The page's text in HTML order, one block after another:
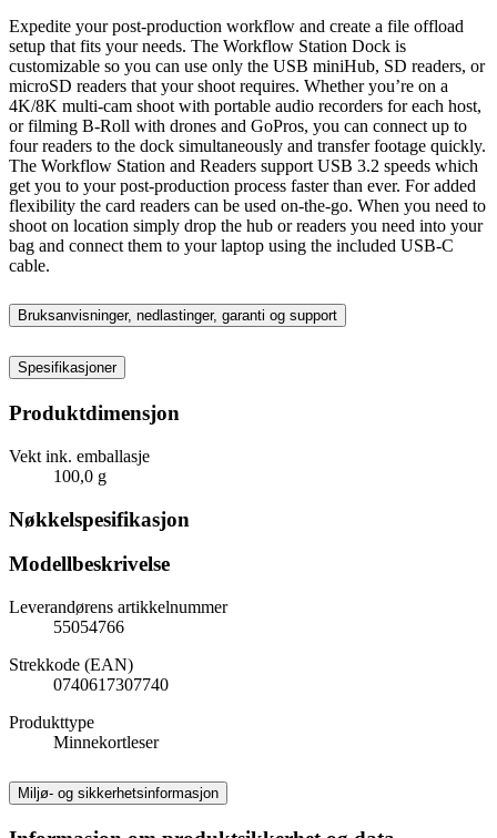
Expedite your post-production workflow and create a file offload
setup that fits your needs. The Workflow Station Dock is
customizable so you can use only the USB miniHub, SD readers, or
microSD readers that your shoot requires. Whether you’re on a
4K/8K multi-cam shoot with portable audio recorders for each host,
or filming B-Roll with drones and GoPros, you can connect up to
four readers to the dock simultaneously and transfer footage quickly.
The Workflow Station and Readers support USB 3.2 speeds which
get you to your post-production process faster than ever. For added
flexibility the card readers can be used on-the-go. When you need to
shoot on location simply drop the hub or readers you need into your
bag and connect them to your laptop using the included USB-C
cable.
Bruksanvisninger, nedlastinger, garanti og support
Spesifikasjoner
Produktdimensjon
Vekt ink. emballasje
100,0 g
Nøkkelspesifikasjon
Modellbeskrivelse
Leverandørens artikkelnummer
55054766
Strekkode (EAN)
0740617307740
Produkttype
Minnekortleser
Miljø- og sikkerhetsinformasjon